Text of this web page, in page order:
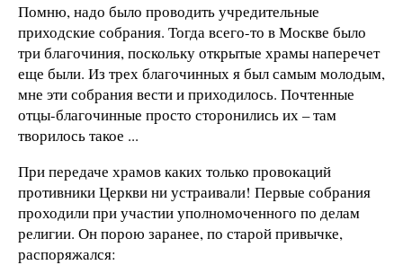
Помню, надо было проводить учредительные
приходские собрания. Тогда всего-то в Москве было
три благочиния, поскольку открытые храмы наперечет
еще были. Из трех благочинных я был самым молодым,
мне эти собрания вести и приходилось. Почтенные
отцы-благочинные просто сторонились их – там
творилось такое ...
При передаче храмов каких только провокаций
противники Церкви ни устраивали! Первые собрания
проходили при участии уполномоченного по делам
религии. Он порою заранее, по старой привычке,
распоряжался: